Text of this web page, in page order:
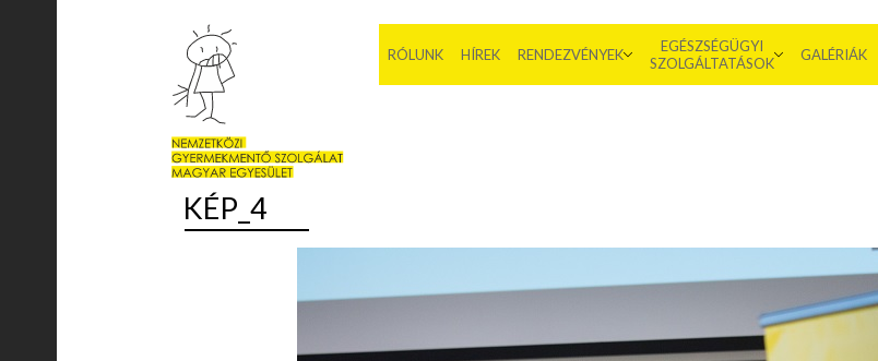
RÓLUNK HÍREK RENDEZVÉNYEK
EGÉSZSÉGÜGYI
SZOLGÁLTATÁSOK
GALÉRIÁK
KÉP_4